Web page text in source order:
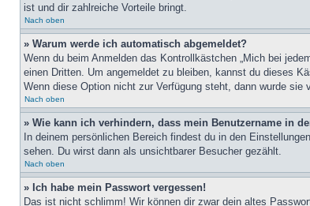
ist und dir zahlreiche Vorteile bringt.
Nach oben
» Warum werde ich automatisch abgemeldet?
Wenn du beim Anmelden das Kontrollkästchen „Mich bei
einen Dritten. Um angemeldet zu bleiben, kannst du dieses
Wenn diese Option nicht zur Verfügung steht, dann wurde
Nach oben
» Wie kann ich verhindern, dass mein Benutzername in
In deinem persönlichen Bereich findest du in den
sehen. Du wirst dann als unsichtbarer Besucher gezählt.
Nach oben
» Ich habe mein Passwort vergessen!
Das ist nicht schlimm! Wir können dir zwar dein altes